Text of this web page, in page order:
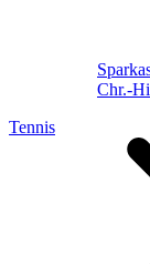
Chr.-
Tennis